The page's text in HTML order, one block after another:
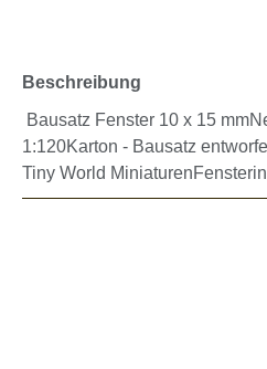
Beschreibung
Bausatz Fenster 10 x 15
1:120Karton - Bausatz
Tiny World